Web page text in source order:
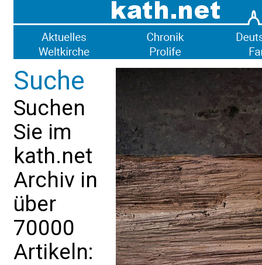
Suche
Suchen
Sie im
kath.net
Archiv in
über
70000
Artikeln: